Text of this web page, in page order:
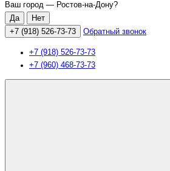
Ваш город — Ростов-на-Дону?
+7 (918) 526-73-73 Обратный звонок
+7 (918) 526-73-73
+7 (960) 468-73-73